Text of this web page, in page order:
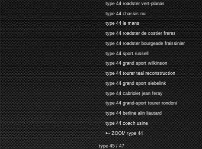
type 44 roadster vert-planas
type 44 chassis nu
type 44 le mans
type 44 roadster de costier freres
type 44 roadster bourgeade fraissinier
type 44 sport russell
type 44 grand sport wilkinson
type 44 tourer teal reconstruction
type 44 grand sport siebelink
type 44 cabriolet jean feray
type 44 grand-sport tourer rondoni
type 44 berline alin liautard
type 44 coach usine
•-- ZOOM type 44
type 45 / 47